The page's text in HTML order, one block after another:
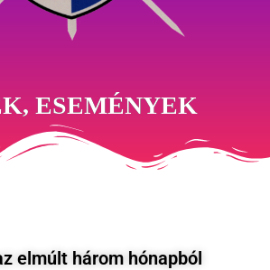
ESEMÉNYEK
elmúlt három hónapból